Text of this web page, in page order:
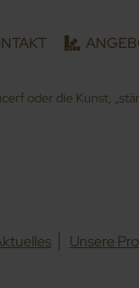
oder die Kunst,
Unsere